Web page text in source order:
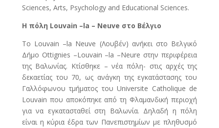
Sciences, Arts, Psychology and Educational Sciences.
Η πόλη Louvain –la – Neuve στο Βέλγιο
Το Louvain –la Neuve (Λουβέν) ανήκει στο Βελγικό
Δήμο Ottignies –Louvain –la –Neure στην περιφέρεια
της Βαλωνίας. Κτίσθηκε – νέα πόλη- στις αρχές της
δεκαετίας του 70, ως ανάγκη της εγκατάστασης του
Γαλλόφωνου τμήματος του Universite Catholique de
Louvain που αποκόπηκε από τη Φλαμανδική περιοχή
για να εγκατασταθεί στη Βαλωνία. Δηλαδή η πόλη
είναι η κύρια έδρα των Πανεπιστημίων με πληθυσμό